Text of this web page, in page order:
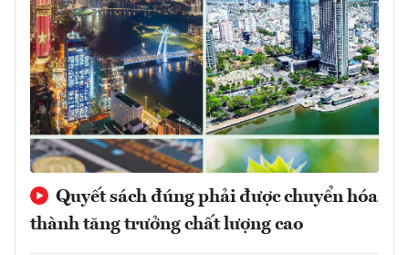
Quyết sách đúng phải được chuyển hóa
thành tăng trưởng chất lượng cao